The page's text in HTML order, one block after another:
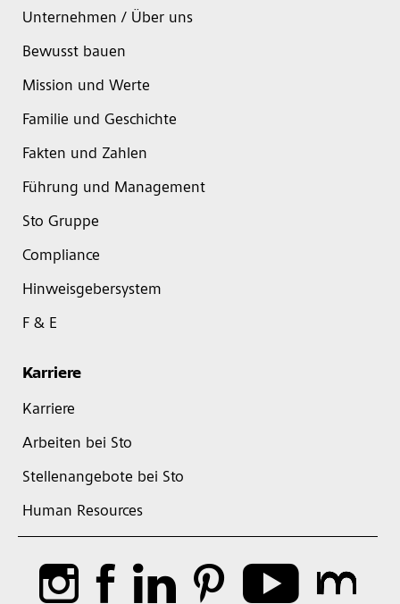
Unternehmen / Über uns
Bewusst bauen
Mission und Werte
Familie und Geschichte
Fakten und Zahlen
Führung und Management
Sto Gruppe
Compliance
Hinweisgebersystem
F & E
Karriere
Karriere
Arbeiten bei Sto
Stellenangebote bei Sto
Human Resources